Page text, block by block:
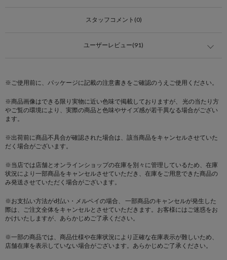
スタッフコメント(0)
ユーザーレビュー(91)
※ご使用前に、パッケージに記載の注意書きをご確認のうえご使用ください。
※商品画像はできる限り実物に近い色味で掲載しておりますが、 光の当たり方
やご覧の環境により、実際の商品と色味やサイズ感が若干異なる場合がござい
ます。
※出荷前に商品不具合が確認された場合は、該当商品をキャンセルさせていた
だく場合がございます。
※当店では店舗とオンラインショップの在庫を別々に管理しているため、在庫
状況により一部商品をキャンセルさせていただき、在庫をご用意できた商品の
み発送させていただく場合がございます。
※お支払い方法がd払い・メルペイの場合、 一部商品のキャンセルが発生した
際は、ご注文全体をキャンセルとさせていただきます。お客様にはご迷惑をお
かけいたしますが、あらかじめご了承ください。
※一部の商品では、商品仕様や在庫状況により正確な在庫表示が難しいため、
店舗在庫を表示していない場合がございます。あらかじめご了承ください。